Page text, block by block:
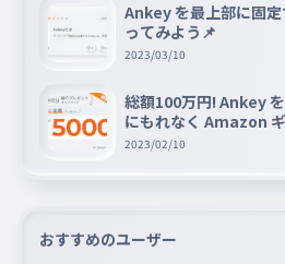
Ankey を最上部に固
ってみよう📌
2023/03/10
総額100万円! Ankey
にもれなく Amazon
ゼントキャンペーン!!
2023/02/10
おすすめのユーザー